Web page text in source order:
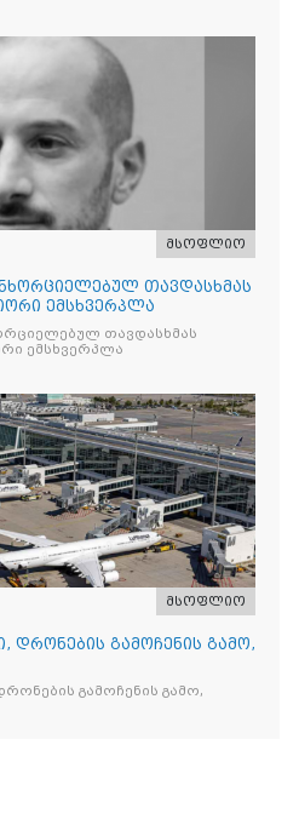
მსოფლიო
თავდასხმას
ემსხვერპლა
თავდასხმას
ემსხვერპლა
მსოფლიო
დრონების გამოჩენის გამო,
გამოჩენის გამო,